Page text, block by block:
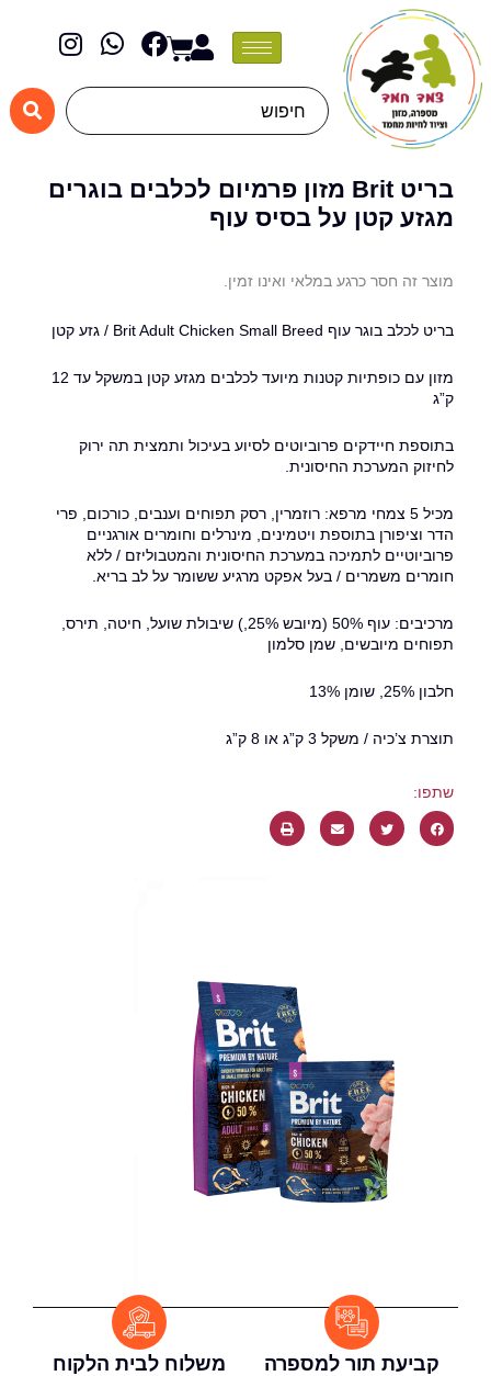
לתוכן
Cart
F
a
b
o
W
h
s
p
I
n
t
a
r
Search
...
בריט Brit מזון פרמיום לכלבים בוגרים
מגזע קטן על בסיס עוף
מוצר זה חסר כרגע במלאי ואינו זמין.
בריט לכלב בוגר עוף Brit Adult Chicken Small Breed / גזע קטן
מזון עם כופתיות קטנות מיועד לכלבים מגזע קטן במשקל עד 12
ק”ג
בתוספת חיידקים פרוביוטים לסיוע בעיכול ותמצית תה ירוק
לחיזוק המערכת החיסונית.
מכיל 5 צמחי מרפא: רוזמרין, רסק תפוחים וענבים, כורכום, פרי
הדר וציפורן בתוספת ויטמינים, מינרלים וחומרים אורגניים
פרוביוטיים לתמיכה במערכת החיסונית והמטבוליזם / ללא
חומרים משמרים / בעל אפקט מרגיע ששומר על לב בריא.
מרכיבים: עוף 50% (מיובש 25%,) שיבולת שועל, חיטה, תירס,
תפוחים מיובשים, שמן סלמון
חלבון 25%, שומן 13%
תוצרת צ’כיה / משקל 3 ק”ג או 8 ק”ג
שתפו:
קביעת תור למספרה משלוח לבית הלקוח